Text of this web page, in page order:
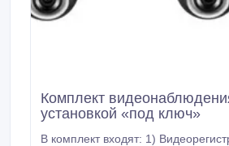
Комплект
установкой «под ключ»
В комплект входят: 1) Видеорегистратор, к которому